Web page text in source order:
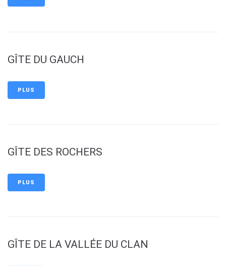
GÎTE DU GAUCH
PLUS
GÎTE DES ROCHERS
PLUS
GÎTE DE LA VALLÉE DU CLAN